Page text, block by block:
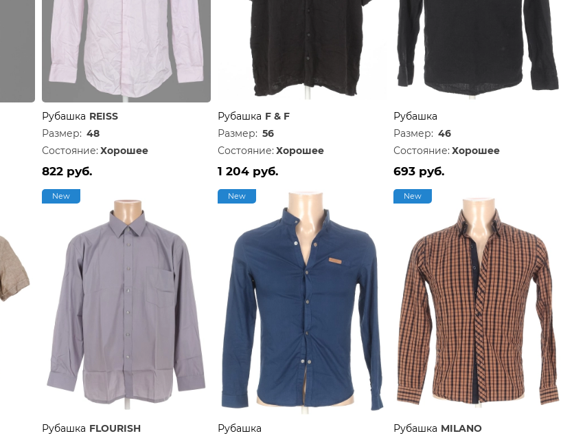
Рубашка REISS
Размер: 48
Состояние: Хорошее
822 руб.
Рубашка F & F
Размер: 56
Состояние: Хорошее
1 204 руб.
Рубашка
Размер: 46
Состояние: Хорошее
693 руб.
New
Рубашка FLOURISH
New
Рубашка
New
Рубашка MILANO